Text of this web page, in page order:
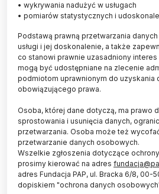
Specjaliści z Uniwersytetu
dzięki wsparciu Agencji Badań
pomogą dzieciom z atopowym
Dzięki grantowi w wysokości
zostaną pierwsze na świecie
pacjentów od 2. roku życia z
• wykrywania nadużyć w usługach
• pomiarów statystycznych i
Podstawą prawną przetwarzania
usługi i jej doskonalenie, a także
co stanowi prawnie uzasadniony interes
mogą być udostępniane na zlecenie
podmiotom uprawnionym do uzyskania
obowiązującego prawa.
Osoba, której dane dotyczą, ma prawo
sprostowania i usunięcia danych,
przetwarzania. Osoba może też
przetwarzanie danych osobowych.
Wszelkie zgłoszenia dotyczące
prosimy kierować na adres
adres Fundacja PAP, ul. Bracka 6/8, 00-
dopiskiem "ochrona danych